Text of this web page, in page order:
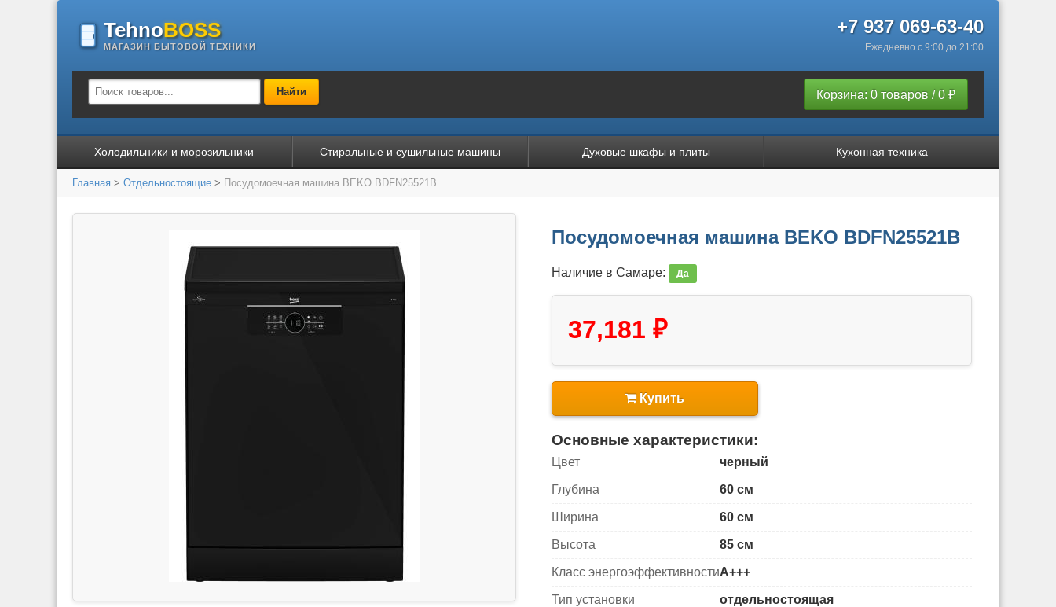
TehnoBOSS
МАГАЗИН БЫТОВОЙ ТЕХНИКИ
+7 937 069-63-40
Ежедневно с 9:00 до 21:00
Найти Корзина: 0 товаров / 0 ₽
Холодильники и морозильники Стиральные и сушильные машины Духовые шкафы и плиты Кухонная техника
Главная > Отдельностоящие > Посудомоечная машина BEKO BDFN25521B
Посудомоечная машина BEKO BDFN25521B
Наличие в Самаре: Да
37,181 ₽
Купить
Основные характеристики:
Цвет черный
Глубина 60 см
Ширина 60 см
Высота 85 см
Класс энергоэффективностиA+++
Тип установки отдельностоящая